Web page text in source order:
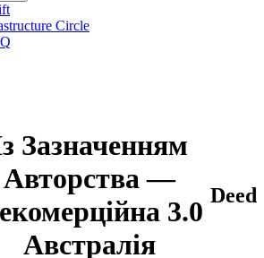
Circle
Зазначенням
Авторства —
3.0
Австралія
Deed